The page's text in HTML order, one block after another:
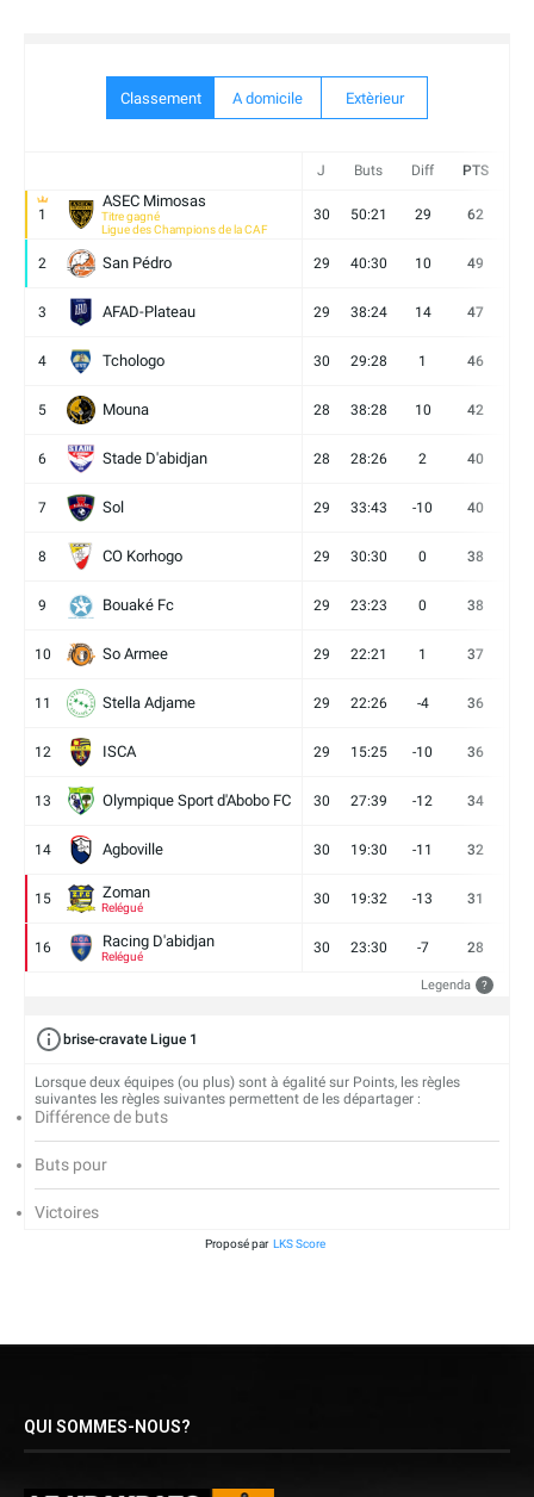
Classement A domicile Extèrieur
J Buts Diff PTS
1
ASEC Mimosas
Titre gagné
Ligue des Champions de la CAF
30 50:21 29 62
2 San Pédro 29 40:30 10 49
3 AFAD-Plateau 29 38:24 14 47
4 Tchologo 30 29:28 1 46
5 Mouna 28 38:28 10 42
6 Stade D'abidjan 28 28:26 2 40
7 Sol 29 33:43 -10 40
8 CO Korhogo 29 30:30 0 38
9 Bouaké Fc 29 23:23 0 38
10 So Armee 29 22:21 1 37
11 Stella Adjame 29 22:26 -4 36
12 ISCA 29 15:25 -10 36
13 Olympique Sport d'Abobo FC 30 27:39 -12 34
14 Agboville 30 19:30 -11 32
15 Zoman
Relégué
30 19:32 -13 31
16 Racing D'abidjan
Relégué
30 23:30 -7 28
Legenda ?
brise-cravate Ligue 1
Lorsque deux équipes (ou plus) sont à égalité sur Points, les règles
suivantes les règles suivantes permettent de les départager :
Différence de buts
Buts pour
Victoires
Proposé par LKS Score
QUI SOMMES-NOUS?